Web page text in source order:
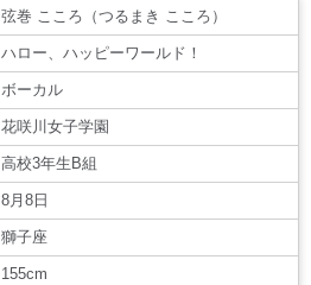
弦巻 こころ（つるまき こころ）
ハロー、ハッピーワールド！
ボーカル
花咲川女子学園
高校3年生B組
8月8日
獅子座
155cm